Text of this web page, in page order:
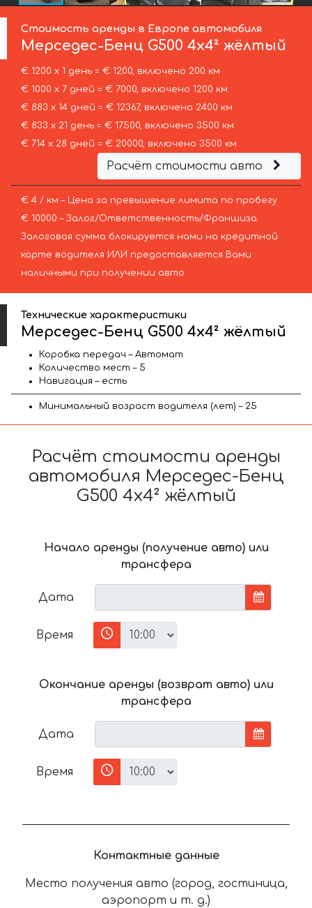
Стоимость аренды в Европе автомобиля
Мерседес-Бенц G500 4x4² жёлтый
€ 1200 х 1 день = € 1200, включено 200 км
€ 1000 х 7 дней = € 7000, включено 1200 км
€ 883 х 14 дней = € 12367, включено 2400 км
€ 833 х 21 день = € 17500, включено 3500 км
€ 714 х 28 дней = € 20000, включено 3500 км
Расчёт стоимости авто
€ 4 / км – Цена за превышение лимита по пробегу
€ 10000 – Залог/Ответственность/Франшиза.
Залоговая сумма блокируется нами на кредитной
карте водителя ИЛИ предоставляется Вами
наличными при получении авто.
Технические характеристики
Мерседес-Бенц G500 4x4² жёлтый
Коробка передач – Автомат
Количество мест – 5
Навигация – есть
Минимальный возраст водителя (лет) – 25
Расчёт стоимости аренды
автомобиля Мерседес-Бенц
G500 4x4² жёлтый
Начало аренды (получение авто) или
трансфера
Дата
Время
Окончание аренды (возврат авто) или
трансфера
Дата
Время
Контактные данные
Место получения авто (город, гостиница,
аэропорт и т. д.)